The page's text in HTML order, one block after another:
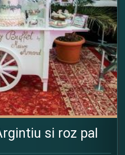
si roz pal